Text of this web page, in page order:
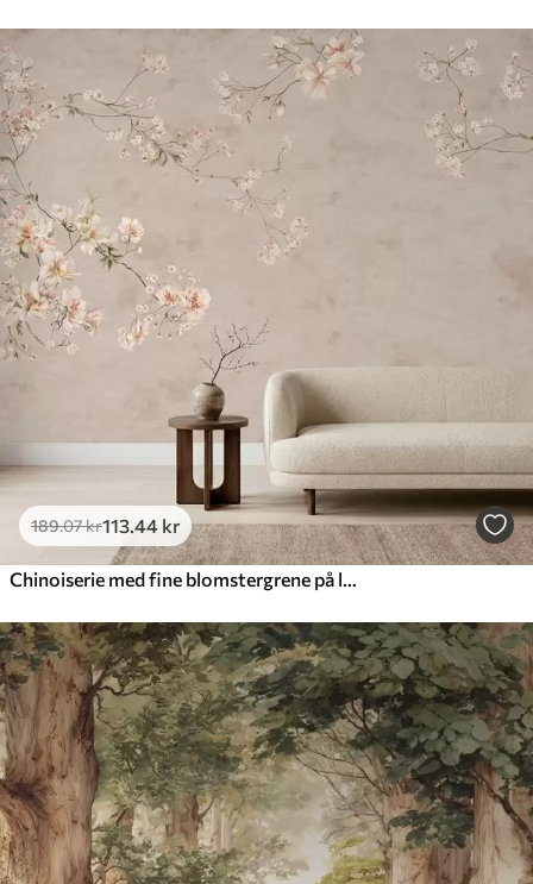
189.07kr113.44 kr
Chinoiserie med fine blomstergrene på lys baggrund